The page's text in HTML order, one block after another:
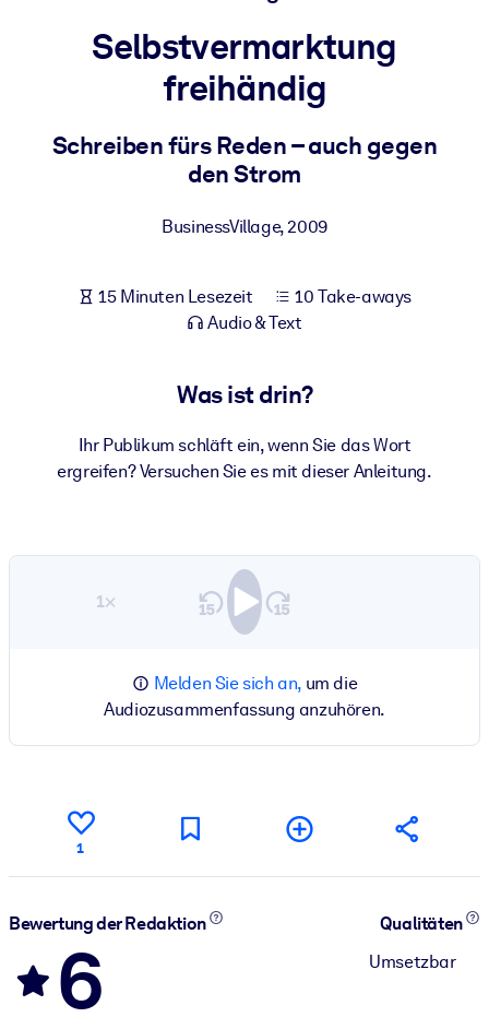
Bauen Sie eine gesunde und resiliente Belegschaft auf.
Für LMS/LXP
Integrieren Sie kompaktes, verifiziertes Wissen in Ihr LMS/LXP für
Bereichern Sie Ihre Unternehmensbibliothek mit
vertrauenswürdigem, praxisnahem Business-Wissen.
Nutzen Sie verlässliches, strukturiertes Wissen, um die Ergebnisse
Selbstvermarktung
freihändig
Schreiben fürs Reden – auch gegen
den Strom
BusinessVillage,2009
15 Minuten Lesezeit
10 Take-aways
Audio & Text
Was ist drin?
Ihr Publikum schläft ein, wenn Sie das Wort
ergreifen? Versuchen Sie es mit dieser Anleitung.
1×
Melden Sie sich an,um die
Audiozusammenfassung anzuhören.
1
Bewertung der Redaktion
6
Qualitäten
Umsetzbar